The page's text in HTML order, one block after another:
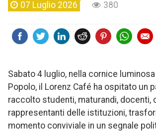
07 Luglio 2026 380
Sabato 4 luglio, nella cornice luminosa
Popolo, il Lorenz Café ha ospitato un
raccolto studenti, maturandi, docenti,
rappresentanti delle istituzioni,
momento conviviale in un segnale